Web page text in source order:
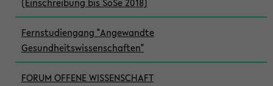
Fernstudiengang "Angewandte
Gesundheitswissenschaften"
FORUM OFFENE WISSENSCHAFT